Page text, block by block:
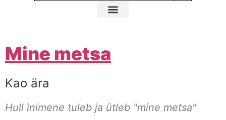
Mine metsa
Kao ära
Hull inimene tuleb ja ütleb "mine metsa"